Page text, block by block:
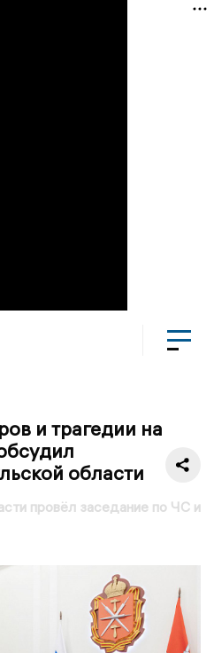
и трагедии на
области
провёл заседание по ЧС и